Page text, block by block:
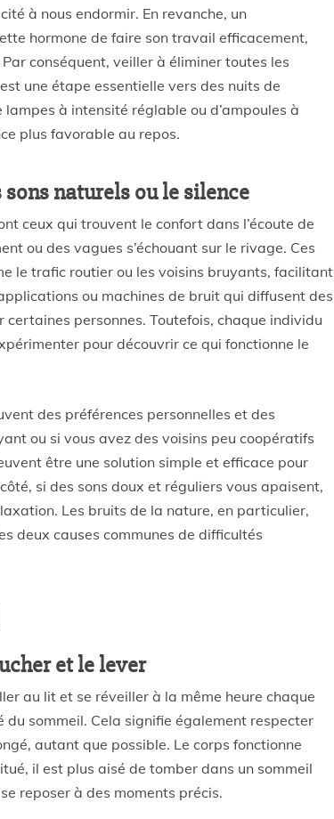
à nous endormir. En revanche, un
hormone de faire son travail efficacement,
conséquent, veiller à éliminer toutes les
une étape essentielle vers des nuits de
à intensité réglable ou d’ampoules à
plus favorable au repos.
naturels ou le silence
ceux qui trouvent le confort dans l’écoute de
ou des vagues s’échouant sur le rivage. Ces
le trafic routier ou les voisins bruyants, facilitant
ou machines de bruit qui diffusent des
personnes. Toutefois, chaque individu
pour découvrir ce qui fonctionne le
des préférences personnelles et des
ou si vous avez des voisins peu coopératifs
être une solution simple et efficace pour
si des sons doux et réguliers vous apaisent,
Les bruits de la nature, en particulier,
deux causes communes de difficultés
et le lever
au lit et se réveiller à la même heure chaque
sommeil. Cela signifie également respecter
autant que possible. Le corps fonctionne
il est plus aisé de tomber dans un sommeil
reposer à des moments précis.